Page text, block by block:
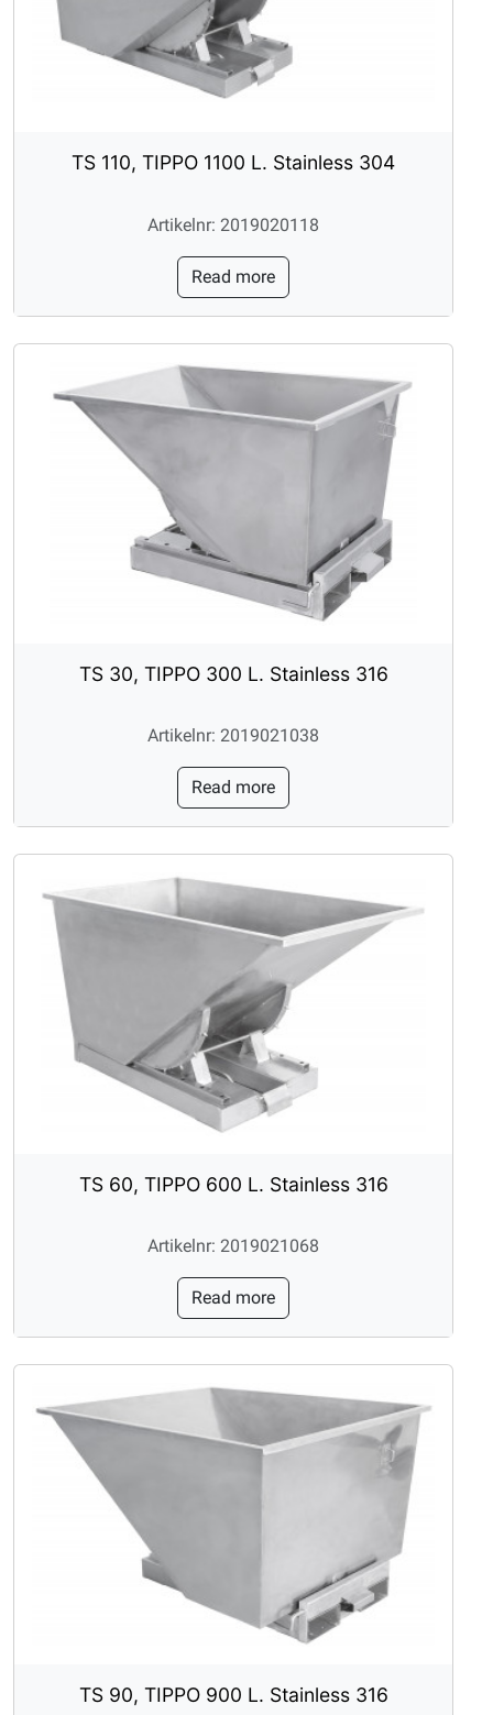
TS 110, TIPPO 1100 L. Stainless 304
Artikelnr: 2019020118
Read more
TS 30, TIPPO 300 L. Stainless 316
Artikelnr: 2019021038
Read more
TS 60, TIPPO 600 L. Stainless 316
Artikelnr: 2019021068
Read more
TS 90, TIPPO 900 L. Stainless 316